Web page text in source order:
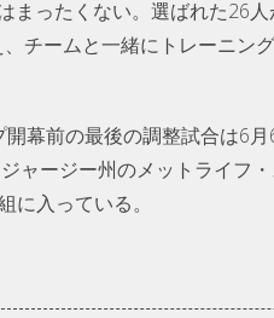
ったくない。選ばれた26
チームと一緒にトレーニン
幕前の最後の調整試合は6
ャージー州のメットライフ
入っている。